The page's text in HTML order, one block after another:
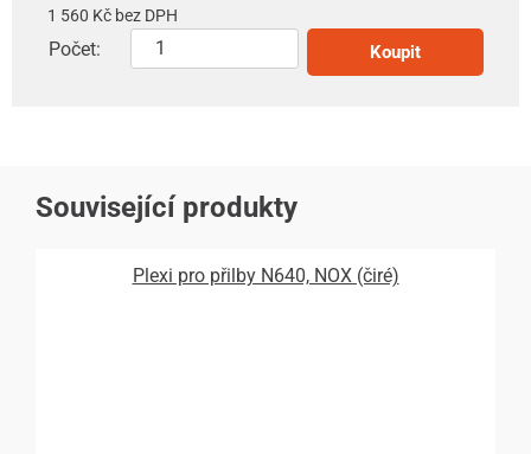
1 560 Kč bez DPH
Počet: Koupit
Související produkty
Plexi pro přilby N640, NOX (čiré)